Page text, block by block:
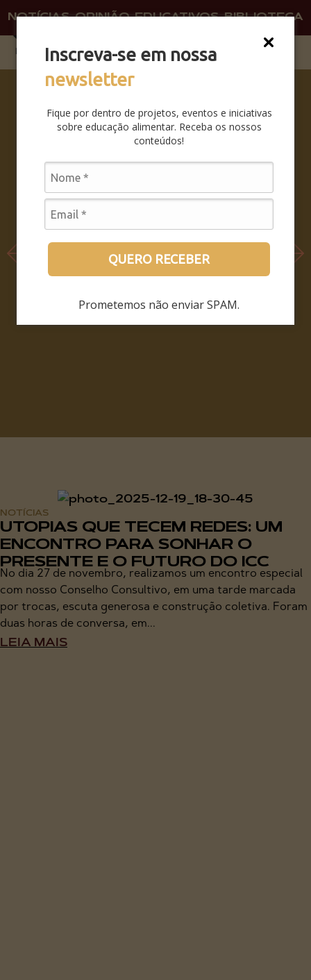
Inscreva-se em nossa
newsletter
Fique por dentro de projetos, eventos e iniciativas
sobre educação alimentar. Receba os nossos
conteúdos!
QUERO RECEBER
Prometemos não enviar SPAM.
NOTÍCIAS OPINIÃO EDUCATIVOS BIBLIOTECA
SABERES
DA BOCA
PRA
SAIBA
COMO
FOI O
SEMINÁRI
LEIA MAIS
NOTÍCIAS
UTOPIAS QUE TECEM REDES: UM
ENCONTRO PARA SONHAR O
PRESENTE E O FUTURO DO ICC
No dia 27 de novembro, realizamos um encontro especial
com nosso Conselho Consultivo, em uma tarde marcada
por trocas, escuta generosa e construção coletiva. Foram
duas horas de conversa, em...
LEIA MAIS